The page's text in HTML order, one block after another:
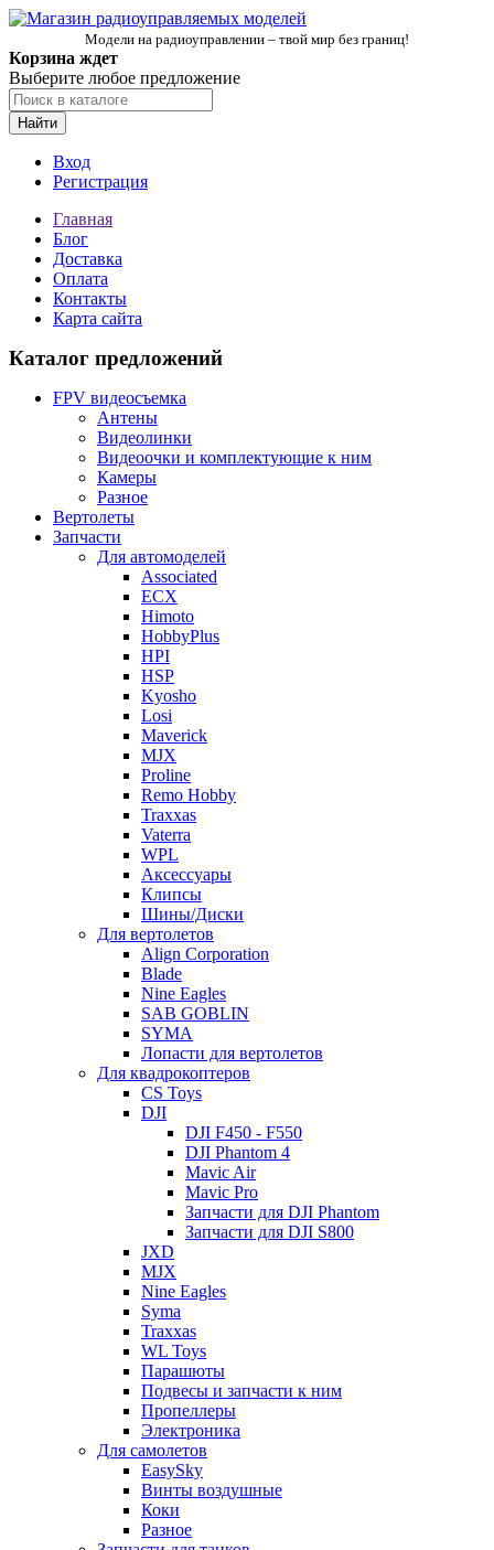
Модели на радиоуправлении – твой мир без границ!
Корзина ждет
Выберите любое предложение
Найти
Вход
Регистрация
Главная
Блог
Доставка
Оплата
Контакты
Карта сайта
Каталог предложений
FPV видеосъемка
Антены
Видеолинки
Видеоочки и комплектующие к ним
Камеры
Разное
Вертолеты
Запчасти
Для автомоделей
Associated
ECX
Himoto
HobbyPlus
HPI
HSP
Kyosho
Losi
Maverick
MJX
Proline
Remo Hobby
Traxxas
Vaterra
WPL
Аксессуары
Клипсы
Шины/Диски
Для вертолетов
Align Corporation
Blade
Nine Eagles
SAB GOBLIN
SYMA
Лопасти для вертолетов
Для квадрокоптеров
CS Toys
DJI
DJI F450 - F550
DJI Phantom 4
Mavic Air
Mavic Pro
Запчасти для DJI Phantom
Запчасти для DJI S800
JXD
MJX
Nine Eagles
Syma
Traxxas
WL Toys
Парашюты
Подвесы и запчасти к ним
Пропеллеры
Электроника
Для самолетов
EasySky
Винты воздушные
Коки
Разное